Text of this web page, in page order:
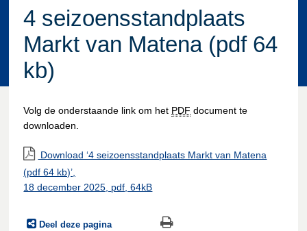
4 seizoensstandplaats
Markt van Matena (pdf 64
kb)
Volg de onderstaande link om het PDF document te
downloaden.
Download ‘4 seizoensstandplaats Markt van Matena
(pdf 64 kb)’,
18 december 2025, pdf , 64kB
Deel deze pagina